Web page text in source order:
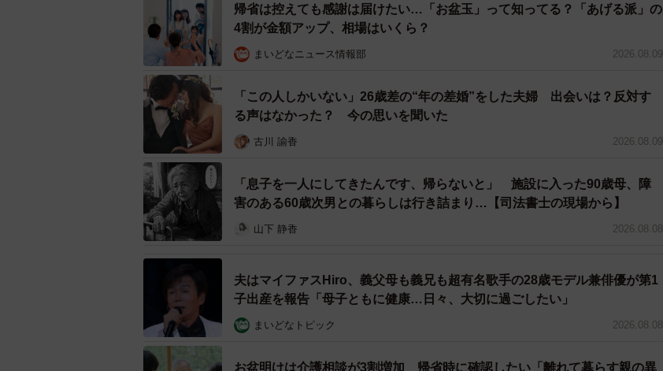
「ありがとうございます。その時までは、娘の手ってふっくらしてるもんだと自覚していた
のに、急にえ…これ…もしかして腫れてない…！？ 腫れてるんじゃ…！？って気になり出す
とともう止まらなかったですね。医療従事者の労力を無駄にしてホント申し訳なかったで
す…」
――何かあってからでは遅いし焦りますよね。特に初めての子育てはわからないこと戸惑う
ことの連続だと思います。普段子育てで気をつけてらっしゃることをお聞かせください。
「とりあえず怪我や病気にならないようにだけは気をつけてますが、ほかのことはストレス
がたまらないように適度に頑張ってます！」
帰省は控えても感謝は届けたい…「お盆玉」って知ってる？「あげる派」の
4割が金額アップ、相場はいくら？
まいどなニュース情報部 2026.08.09
「この人しかいない」26歳差の“年の差婚”をした夫婦 出会いは？反対す
る声はなかった？ 今の思いを聞いた
古川 諭香 2026.08.09
「息子を一人にしてきたんです、帰らないと」 施設に入った90歳母、障
害のある60歳次男との暮らしは行き詰まり…【司法書士の現場から】
山下 静香 2026.08.08
夫はマイファスHiro、義父母も義兄も超有名歌手の28歳モデル兼俳優が第1
子出産を報告「母子ともに健康…日々、大切に過ごしたい」
まいどなトピック 2026.08.08
お盆明けは介護相談が3割増加 帰省時に確認したい「離れて暮らす親の異